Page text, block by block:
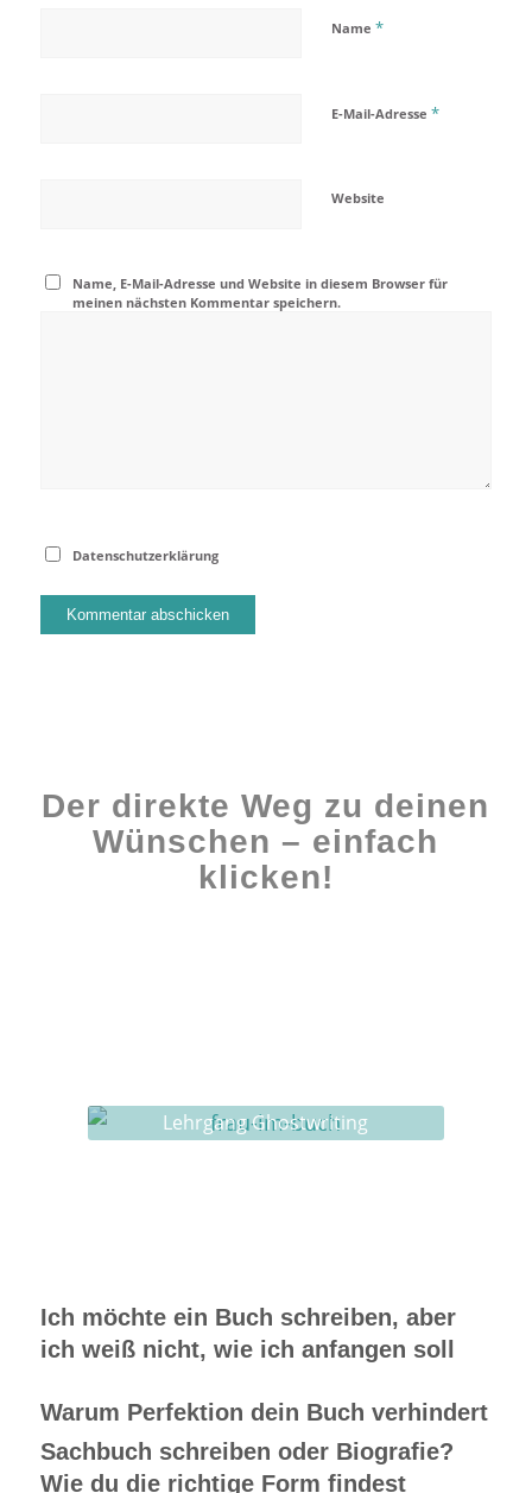
Name *
E-Mail-Adresse *
Website
Name, E-Mail-Adresse und Website in diesem Browser für
meinen nächsten Kommentar speichern.
Datenschutzerklärung
Der direkte Weg zu deinen
Wünschen – einfach
klicken!
Lehrgang Ghostwriting
Ich möchte ein Buch schreiben, aber
ich weiß nicht, wie ich anfangen soll
Warum Perfektion dein Buch verhindert
Sachbuch schreiben oder Biografie?
Wie du die richtige Form findest